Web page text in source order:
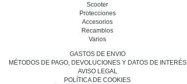
Scooter
Protecciones
Accesorios
Recambios
Varios
GASTOS DE ENVIO
MÉTODOS DE PAGO, DEVOLUCIONES Y DATOS DE INTERÉS
AVISO LEGAL
POLÍTICA DE COOKIES